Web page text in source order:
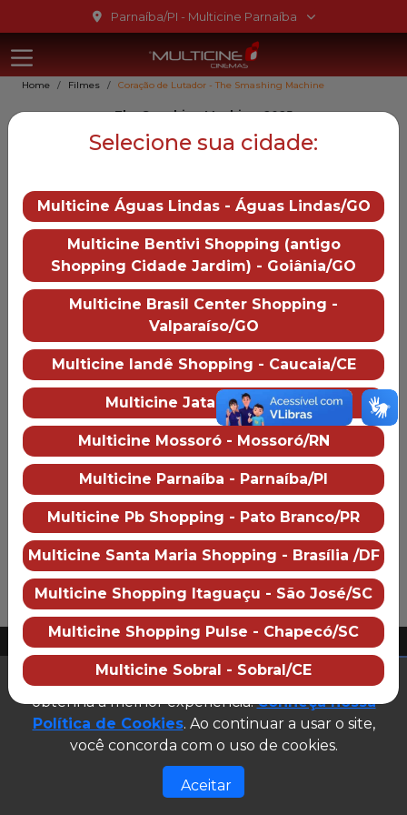
Ir para o conteúdo
Ir para o menu
Parnaíba/PI - Multicine Parnaíba
Multicine
Home Filmes Coração de Lutador - The Smashing Machine
The Smashing Machine, 2025
Coração de Lutador - The
16
Gênero::Drama,
Biografia, Ação
Duração:110 min
Distruibução:
Diamond Films
Trailer
— Coração de Lutador -
Mais informações
Multicine Parnaíba
Sobre o cinema
Como chegar
Preço dos ingressos
PUBLICIDADE
2026 Multicine cinemas
CNPJ: 07.609.246/0007-08
(abre em
Site público v1.0.0
Selecione sua cidade:
Multicine Águas Lindas - Águas Lindas/GO
Multicine Bentivi Shopping (antigo
Shopping Cidade Jardim) - Goiânia/GO
Multicine Brasil Center Shopping -
Valparaíso/GO
Multicine Iandê Shopping - Caucaia/CE
Multicine Jataí - Jataí/GO
Multicine Mossoró - Mossoró/RN
Multicine Parnaíba - Parnaíba/PI
Multicine Pb Shopping - Pato Branco/PR
Multicine Santa Maria Shopping - Brasília /DF
Multicine Shopping Itaguaçu - São José/SC
Multicine Shopping Pulse - Chapecó/SC
Multicine Sobral - Sobral/CE
Este site utiliza cookies para garantir que você
obtenha a melhor experiência.Conheça nossa
Política de Cookies. Ao continuar a usar o site,
você concorda com o uso de cookies.
Aceitar